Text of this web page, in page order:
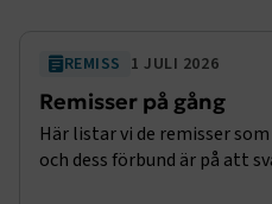
REMISS 1 JULI 2026
Remisser på gång
Här listar vi de remisser
och dess förbund är på att